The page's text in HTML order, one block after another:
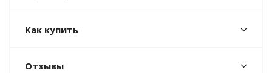
Как купить
Отзывы